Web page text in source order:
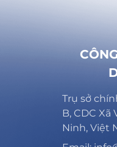
Trụ sở
B, CDC Xã
Ninh, Việt